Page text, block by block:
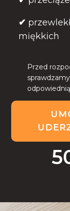
✔
miękkich
Przed